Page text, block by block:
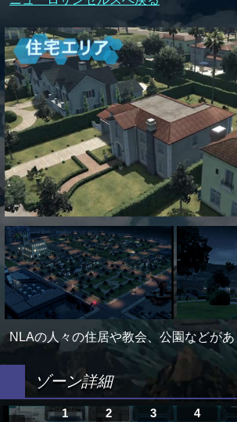
NLAの人々の住居や教会、公園などがあ
ゾーン詳細
1 2 3 4